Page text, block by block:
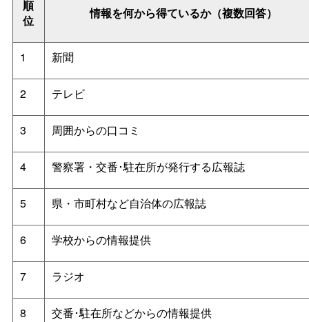
順
位
情報を何から得ているか（複数回答）
1 新聞
2 テレビ
3 周囲からの口コミ
4 警察署・交番･駐在所が発行する広報誌
5 県・市町村など自治体の広報誌
6 学校からの情報提供
7 ラジオ
8 交番･駐在所などからの情報提供